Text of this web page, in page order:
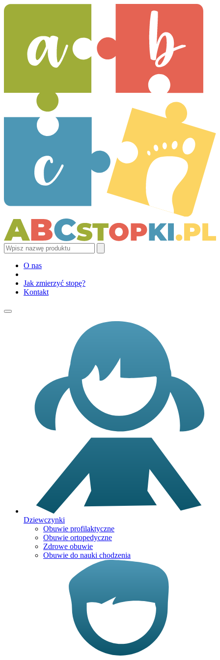
O nas
Jak zmierzyć stopę?
Kontakt
Dziewczynki
Obuwie profilaktyczne
Obuwie ortopedyczne
Zdrowe obuwie
Obuwie do nauki chodzenia